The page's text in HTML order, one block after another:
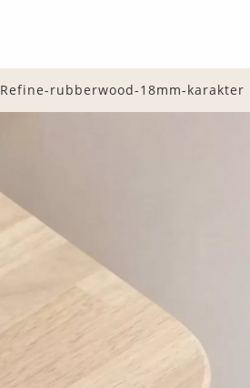
Refine-rubberwood-18mm-karakter